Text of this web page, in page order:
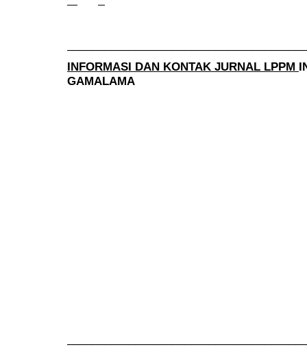
INFORMASI DAN KONTAK JURNAL LPPM
GAMALAMA